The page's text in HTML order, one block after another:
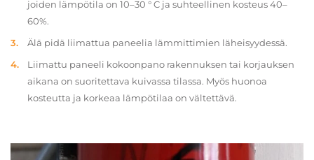
joiden lämpötila on 10–30 ° C ja suhteellinen kosteus 40–
60%.
Älä pidä liimattua paneelia lämmittimien läheisyydessä.
Liimattu paneeli kokoonpano rakennuksen tai korjauksen
aikana on suoritettava kuivassa tilassa. Myös huonoa
kosteutta ja korkeaa lämpötilaa on vältettävä.